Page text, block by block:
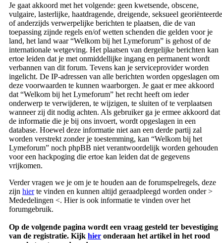
Je gaat akkoord met het volgende: geen kwetsende, obscene,
vulgaire, lasterlijke, haatdragende, dreigende, seksueel georiënteerde
of anderzijds verwerpelijke berichten te plaatsen, die de van
toepassing zijnde regels en/of wetten schenden die gelden voor je
land, het land waar “Welkom bij het Lymeforum” is gehost of de
internationale wetgeving. Het plaatsen van dergelijke berichten kan
ertoe leiden dat je met onmiddellijke ingang en permanent wordt
verbannen van dit forum. Tevens kan je serviceprovider worden
ingelicht. De IP-adressen van alle berichten worden opgeslagen om
deze voorwaarden te kunnen waarborgen. Je gaat er mee akkoord
dat “Welkom bij het Lymeforum” het recht heeft om ieder
onderwerp te verwijderen, te wijzigen, te sluiten of te verplaatsen
wanneer zij dit nodig achten. Als gebruiker ga je ermee akkoord dat
de informatie die je bij ons invoert, wordt opgeslagen in een
database. Hoewel deze informatie niet aan een derde partij zal
worden verstrekt zonder je toestemming, kan “Welkom bij het
Lymeforum” noch phpBB niet verantwoordelijk worden gehouden
voor een hackpoging die ertoe kan leiden dat de gegevens
vrijkomen.
Verder vragen we je om je te houden aan de forumspelregels, deze
zijn hierte vinden en kunnen altijd geraadpleegd worden onder >
Mededelingen <. Hier is ook informatie te vinden over het
forumgebruik.
Op de volgende pagina wordt een vraag gesteld ter bevestiging
van de registratie. Kijk hier onderaan het artikel in het rood